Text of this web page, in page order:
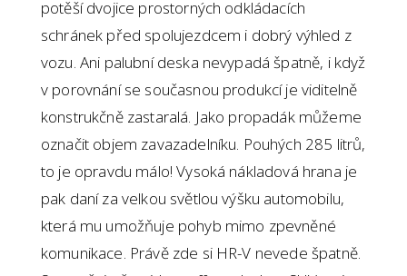
potěší dvojice prostorných odkládacích
schránek před spolujezdcem i dobrý výhled z
vozu. Ani palubní deska nevypadá špatně, i když
v porovnání se současnou produkcí je viditelně
konstrukčně zastaralá. Jako propadák můžeme
označit objem zavazadelníku. Pouhých 285 litrů,
to je opravdu málo! Vysoká nákladová hrana je
pak daní za velkou světlou výšku automobilu,
která mu umožňuje pohyb mimo zpevněné
komunikace. Právě zde si HR-V nevede špatně.